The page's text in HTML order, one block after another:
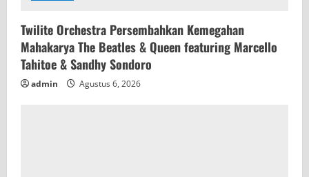
Twilite Orchestra Persembahkan Kemegahan
Mahakarya The Beatles & Queen featuring Marcello
Tahitoe & Sandhy Sondoro
admin Agustus 6, 2026